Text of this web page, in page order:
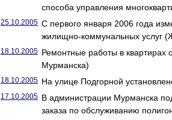
способа управления
25.10.2005 С первого января 2006 года
жилищно-коммунальных услуг
18.10.2005 Ремонтные работы в квартирах
Мурманска)
18.10.2005 На улице Подгорной
17.10.2005 В администрации Мурманска
заказа по обслуживанию